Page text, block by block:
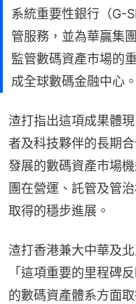
系統重要性銀行（G-
管服務，並為華贏集
監管數碼資產市場的
成全球數碼金融中心。
渣打指出這項成果體
者及科技夥伴的長期
發展的數碼資產市場
團在營運、託管及管
取得的穩步進展。
渣打香港兼大中華及
「這項重要的里程碑
的數碼資產體系方面